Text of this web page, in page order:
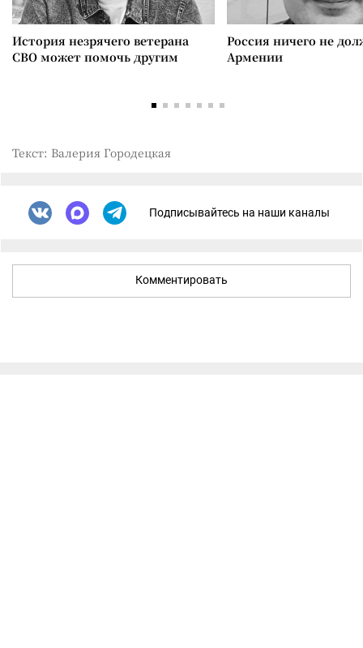
История незрячего ветерана
СВО может помочь другим
Россия ничего не
Армении
Текст: Валерия Городецкая
Подписывайтесь на наши каналы
Комментировать